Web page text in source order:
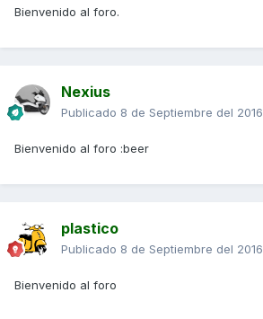
Bienvenido al foro.
Nexius
Publicado 8 de Septiembre del 2016
Bienvenido al foro :beer
plastico
Publicado 8 de Septiembre del 2016
Bienvenido al foro